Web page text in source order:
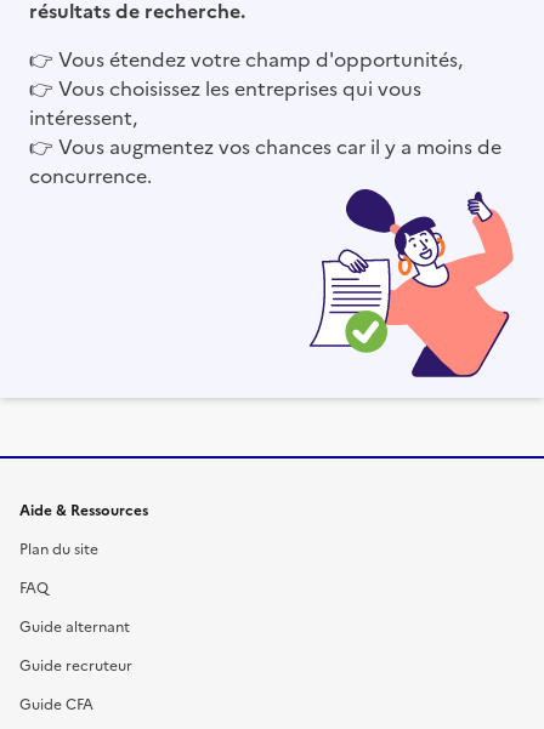
résultats de recherche.
👉 Vous étendez votre champ d'opportunités,
👉 Vous choisissez les entreprises qui vous
intéressent,
👉 Vous augmentez vos chances car il y a moins de
concurrence.
Informations et liens du site
Aide & Ressources
Plan du site
FAQ
Guide alternant
Guide recruteur
Guide CFA